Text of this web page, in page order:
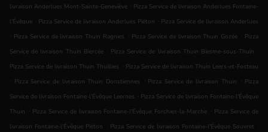
livraison Anderlues Mont-Sainte-Geneviève . Pizza Service de livraison Anderlues Fontaine-
l'Évêque . Pizza Service de livraison Anderlues Piéton . Pizza Service de livraison Anderlues
. Pizza Service de livraison Thuin Ragnies . Pizza Service de livraison Thuin Gozée . Pizza
Service de livraison Thuin Biercée . Pizza Service de livraison Thuin Biesme-sous-Thuin .
Pizza Service de livraison Thuin Thuillies . Pizza Service de livraison Thuin Leers-et-Fosteau
. Pizza Service de livraison Thuin Donstiennes . Pizza Service de livraison Thuin . Pizza
Service de livraison Fontaine-l'Évêque Leernes . Pizza Service de livraison Fontaine-l'Évêque
Thuin . Pizza Service de livraison Fontaine-l'Évêque Forchies-la-Marche . Pizza Service de
livraison Fontaine-l'Évêque Piéton . Pizza Service de livraison Fontaine-l'Évêque Souvret .